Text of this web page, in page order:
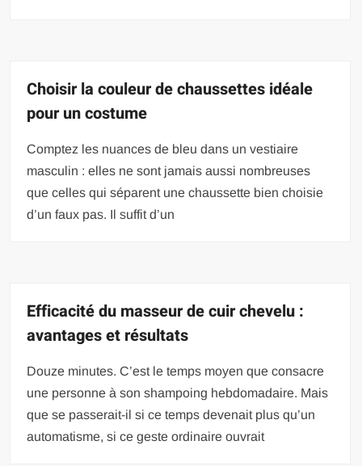
Choisir la couleur de chaussettes idéale
pour un costume
Comptez les nuances de bleu dans un vestiaire
masculin : elles ne sont jamais aussi nombreuses
que celles qui séparent une chaussette bien choisie
d’un faux pas. Il suffit d’un
Efficacité du masseur de cuir chevelu :
avantages et résultats
Douze minutes. C’est le temps moyen que consacre
une personne à son shampoing hebdomadaire. Mais
que se passerait-il si ce temps devenait plus qu’un
automatisme, si ce geste ordinaire ouvrait